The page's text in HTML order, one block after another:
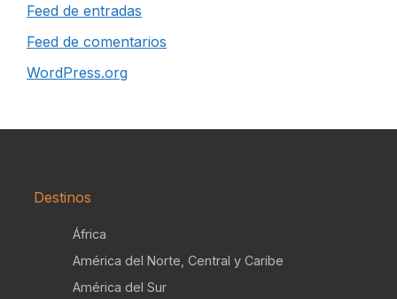
Feed de entradas
Feed de comentarios
WordPress.org
Destinos
África
América del Norte, Central y Caribe
América del Sur